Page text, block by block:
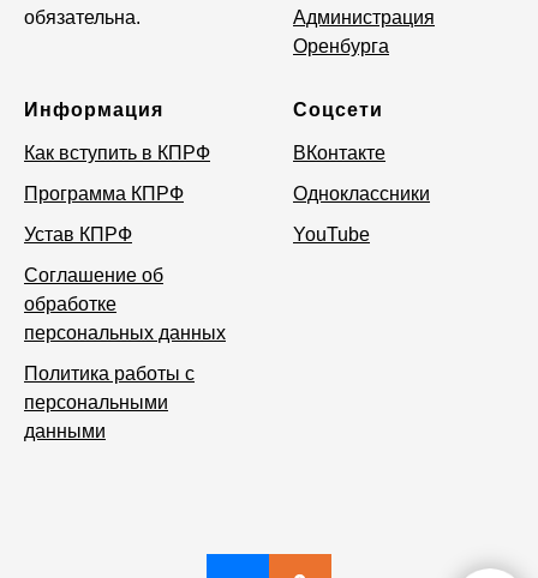
обязательна.
Администрация
Оренбурга
Информация
Как вступить в КПРФ
Программа КПРФ
Устав КПРФ
Соглашение об
обработке
персональных данных
Политика работы с
персональными
данными
Соцсети
ВКонтакте
Одноклассники
YouTube